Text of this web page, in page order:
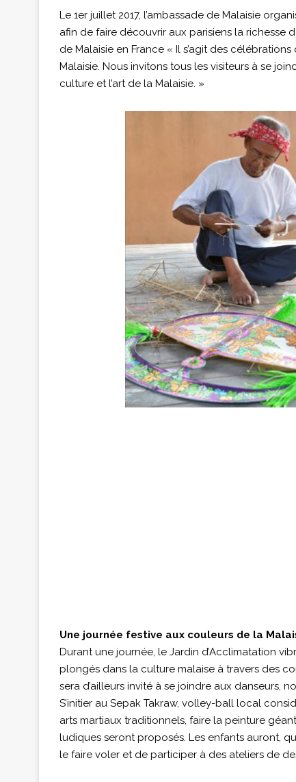
Le 1er juillet 2017, l’ambassade de Malaisie
afin de faire découvrir aux parisiens la richesse
de Malaisie en France « Il s’agit des
Malaisie. Nous invitons tous les visiteurs à se
culture et l’art de la Malaisie. »
Une journée festive aux couleurs de la
Durant une journée, le Jardin d’Acclimatation
plongés dans la culture malaise à travers des
sera d’ailleurs invité à se joindre aux danseurs,
S’initier au Sepak Takraw, volley-ball local
arts martiaux traditionnels, faire la peinture
ludiques seront proposés. Les enfants auront,
le faire voler et de participer à des ateliers de